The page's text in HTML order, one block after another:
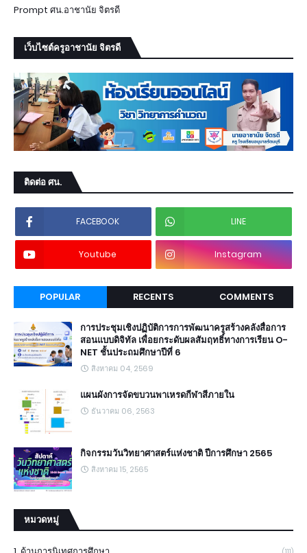
Prompt ศน.อาชานัย จิตรดี
เว็บไซต์ครูอาชานัย จิตรดี
ติดต่อ ศน.
FACEBOOK LINE
Youtube Instagram
POPULAR RECENTS COMMENTS
การประชุมเชิงปฏิบัติการการพัฒนาครูสร้างคลังสื่อการ
สอนแบบดิจิทัล เพื่อยกระดับผลสัมฤทธิ์ทางการเรียน O-
NET ชั้นประถมศึกษาปีที่ 6
สิงหาคม 04, 2569
แผนผังการจัดขบวนพาเหรดกีฬาสีภายใน
ธันวาคม 06, 2563
กิจกรรมวันวิทยาศาสตร์แห่งชาติ ปีการศึกษา 2565
สิงหาคม 15, 2565
หมวดหมู่